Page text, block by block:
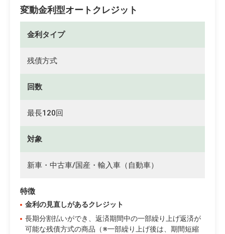
変動金利型オートクレジット
金利タイプ
残債方式
回数
最長120回
対象
新車・中古車/国産・輸入車（自動車）
特徴
金利の見直しがあるクレジット
長期分割払いができ、返済期間中の一部繰り上げ返済が
可能な残債方式の商品（※一部繰り上げ後は、期間短縮